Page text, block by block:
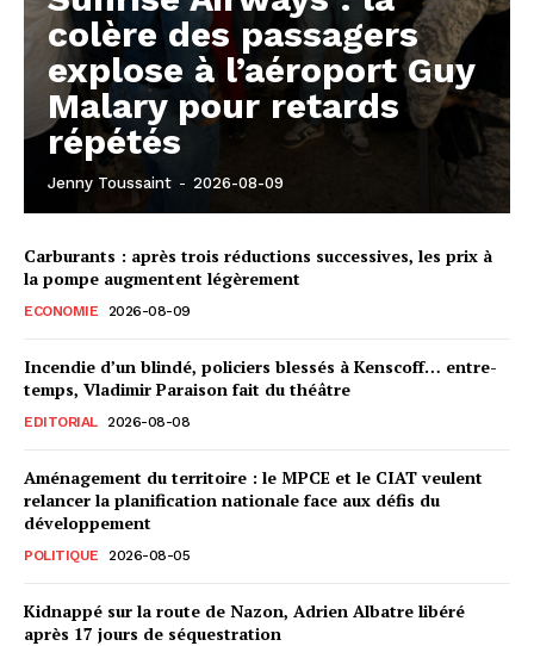
colère des passagers
explose à l’aéroport Guy
Malary pour retards
répétés
Jenny Toussaint - 2026-08-09
Carburants : après trois réductions successives, les prix à
la pompe augmentent légèrement
ECONOMIE 2026-08-09
Incendie d’un blindé, policiers blessés à Kenscoff… entre-
temps, Vladimir Paraison fait du théâtre
EDITORIAL 2026-08-08
Aménagement du territoire : le MPCE et le CIAT veulent
relancer la planification nationale face aux défis du
développement
POLITIQUE 2026-08-05
Kidnappé sur la route de Nazon, Adrien Albatre libéré
après 17 jours de séquestration